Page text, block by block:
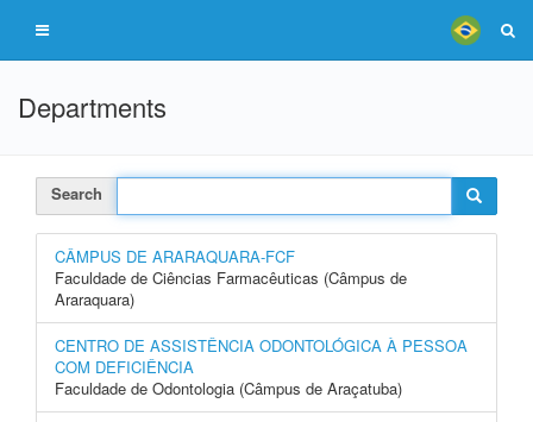
Departments
Search
CÂMPUS DE ARARAQUARA-FCF
Faculdade de Ciências Farmacêuticas (Câmpus de
Araraquara)
CENTRO DE ASSISTÊNCIA ODONTOLÓGICA À PESSOA
COM DEFICIÊNCIA
Faculdade de Odontologia (Câmpus de Araçatuba)